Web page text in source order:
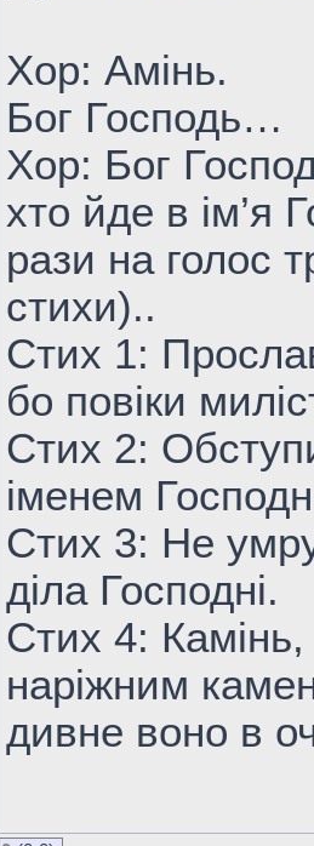
Хор: Амінь.
Бог Господь…
Хор: Бог
хто йде в ім’я
рази на голос
стихи)..
Стих 1:
бо повіки
Стих 2:
іменем
Стих 3: Не
діла Господні.
Стих 4:
наріжним
дивне воно в